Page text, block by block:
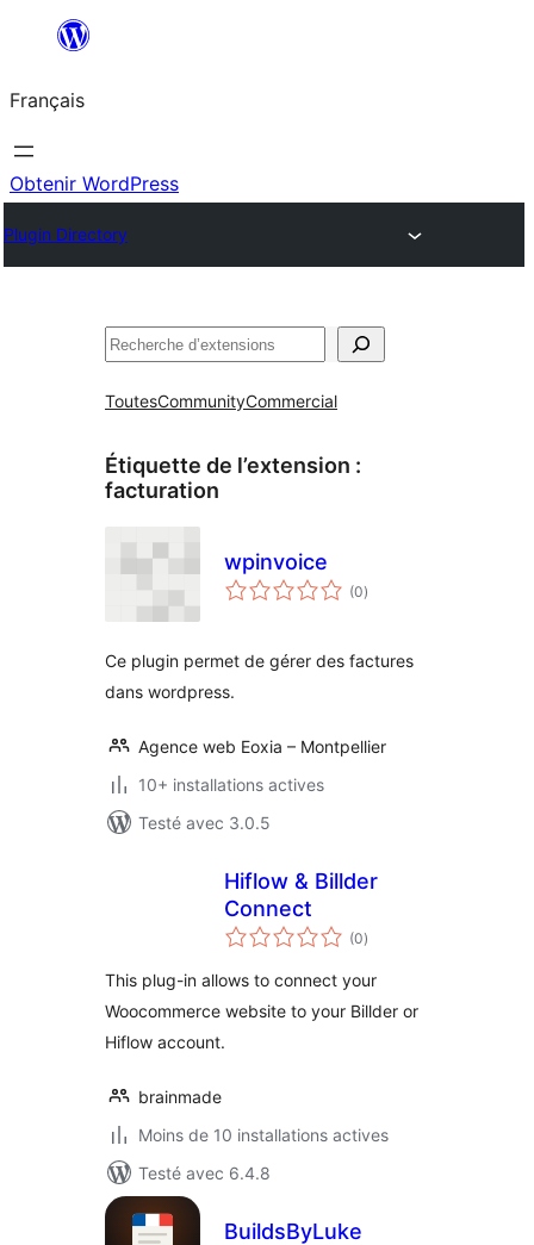
contenu
Français
Obtenir WordPress
Plugin Directory
Rechercher
ToutesCommunityCommercial
Étiquette de l’extension :
facturation
wpinvoice
(0notes
en
)
Ce plugin permet de gérer des factures
dans wordpress.
Agence web Eoxia – Montpellier
10+ installations actives
Testé avec 3.0.5
Hiflow & Billder
Connect
(0notes
en
)
This plug-in allows to connect your
Woocommerce website to your Billder or
Hiflow account.
brainmade
Moins de 10 installations actives
Testé avec 6.4.8
BuildsByLuke